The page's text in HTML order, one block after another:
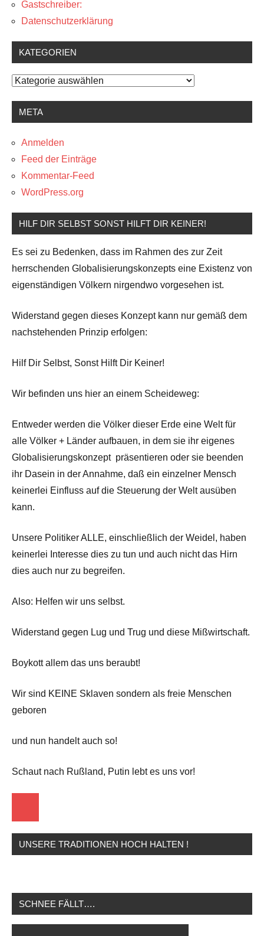
Gastschreiber:
Datenschutzerklärung
KATEGORIEN
Kategorien
META
Anmelden
Feed der Einträge
Kommentar-Feed
WordPress.org
HILF DIR SELBST SONST HILFT DIR KEINER!
Es sei zu Bedenken, dass im Rahmen des zur Zeit
herrschenden Globalisierungskonzepts eine Existenz von
eigenständigen Völkern nirgendwo vorgesehen ist.
Widerstand gegen dieses Konzept kann nur gemäß dem
nachstehenden Prinzip erfolgen:
Hilf Dir Selbst, Sonst Hilft Dir Keiner!
Wir befinden uns hier an einem Scheideweg:
Entweder werden die Völker dieser Erde eine Welt für
alle Völker + Länder aufbauen, in dem sie ihr eigenes
Globalisierungskonzept präsentieren oder sie beenden
ihr Dasein in der Annahme, daß ein einzelner Mensch
keinerlei Einfluss auf die Steuerung der Welt ausüben
kann.
Unsere Politiker ALLE, einschließlich der Weidel, haben
keinerlei Interesse dies zu tun und auch nicht das Hirn
dies auch nur zu begreifen.
Also: Helfen wir uns selbst.
Widerstand gegen Lug und Trug und diese Mißwirtschaft.
Boykott allem das uns beraubt!
Wir sind KEINE Sklaven sondern als freie Menschen
geboren
und nun handelt auch so!
Schaut nach Rußland, Putin lebt es uns vor!
UNSERE TRADITIONEN HOCH HALTEN !
SCHNEE FÄLLT….